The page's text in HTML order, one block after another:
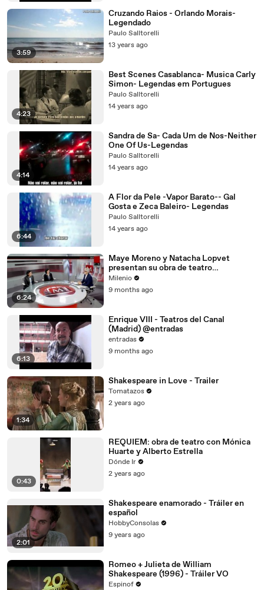
3:59
Cruzando Raios - Orlando Morais-
Legendado
Paulo Salltorelli
13 years ago
4:23
Best Scenes Casablanca- Musica Carly
Simon- Legendas em Portugues
Paulo Salltorelli
14 years ago
4:14
Sandra de Sa- Cada Um de Nos-Neither
One Of Us-Legendas
Paulo Salltorelli
14 years ago
6:44
A Flor da Pele -Vapor Barato-- Gal
Gosta e Zeca Baleiro- Legendas
Paulo Salltorelli
14 years ago
6:24
Maye Moreno y Natacha Lopvet
presentan su obra de teatro
"Fueradentro" en el Foro Shakespeare
Milenio
9 months ago
6:13
Enrique VIII - Teatros del Canal
(Madrid) @entradas
entradas
9 months ago
1:34
Shakespeare in Love - Trailer
Tomatazos
2 years ago
0:43
REQUIEM: obra de teatro con Mónica
Huarte y Alberto Estrella
Dónde Ir
2 years ago
2:01
Shakespeare enamorado - Tráiler en
español
HobbyConsolas
9 years ago
Romeo + Julieta de William
Shakespeare (1996) - Tráiler VO
Espinof